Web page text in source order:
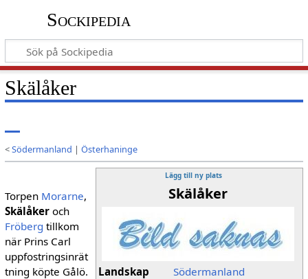
Sockipedia
Skälåker
<Södermanland | Österhaninge
Lägg till ny plats
Skälåker
Landskap
Södermanland
Torpen Morarne,
Skälåkeroch
Fröberg tillkom
när Prins Carl
uppfostringsinrät
tning köpte Gålö.